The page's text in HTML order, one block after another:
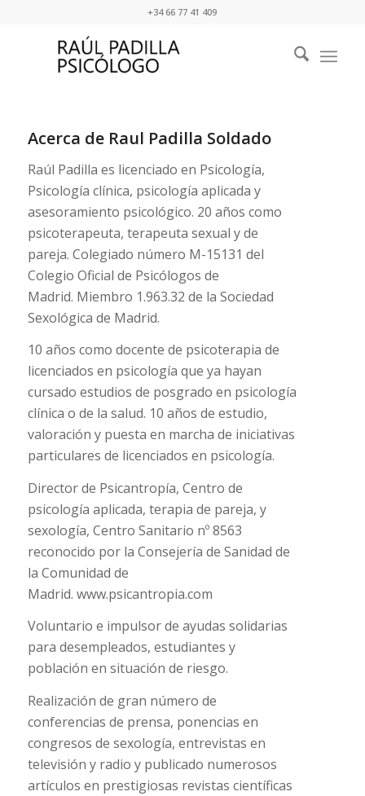
+34 66 77 41 409
Acerca de Raul Padilla Soldado
Raúl Padilla es licenciado en Psicología,
Psicología clínica, psicología aplicada y
asesoramiento psicológico. 20 años como
psicoterapeuta, terapeuta sexual y de
pareja. Colegiado número M-15131 del
Colegio Oficial de Psicólogos de
Madrid. Miembro 1.963.32 de la Sociedad
Sexológica de Madrid.
10 años como docente de psicoterapia de
licenciados en psicología que ya hayan
cursado estudios de posgrado en psicología
clínica o de la salud. 10 años de estudio,
valoración y puesta en marcha de iniciativas
particulares de licenciados en psicología.
Director de Psicantropía, Centro de
psicología aplicada, terapia de pareja, y
sexología, Centro Sanitario nº 8563
reconocido por la Consejería de Sanidad de
la Comunidad de
Madrid. www.psicantropia.com
Voluntario e impulsor de ayudas solidarias
para desempleados, estudiantes y
población en situación de riesgo.
Realización de gran número de
conferencias de prensa, ponencias en
congresos de sexología, entrevistas en
televisión y radio y publicado numerosos
artículos en prestigiosas revistas científicas